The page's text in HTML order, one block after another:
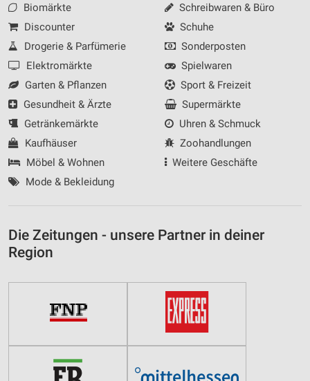
Biomärkte
Discounter
Drogerie & Parfümerie
Elektromärkte
Garten & Pflanzen
Gesundheit & Ärzte
Getränkemärkte
Kaufhäuser
Möbel & Wohnen
Mode & Bekleidung
Schreibwaren & Büro
Schuhe
Sonderposten
Spielwaren
Sport & Freizeit
Supermärkte
Uhren & Schmuck
Zoohandlungen
Weitere Geschäfte
Die Zeitungen - unsere Partner in deiner
Region